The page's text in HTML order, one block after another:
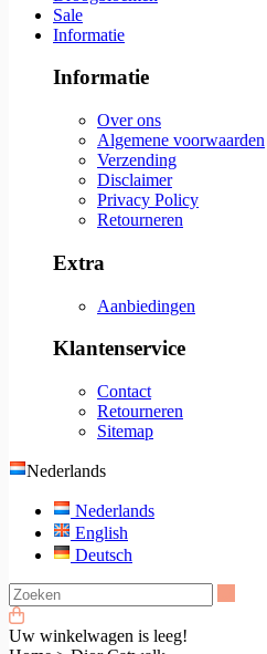
Sale
Informatie
Informatie
Over ons
Algemene voorwaarden
Verzending
Disclaimer
Privacy Policy
Retourneren
Extra
Aanbiedingen
Klantenservice
Contact
Retourneren
Sitemap
Nederlands
Nederlands
English
Deutsch
Uw winkelwagen is leeg!